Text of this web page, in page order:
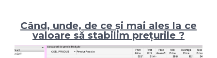
Când, unde, de ce și mai ales la ce
valoare să stabilim prețurile ?